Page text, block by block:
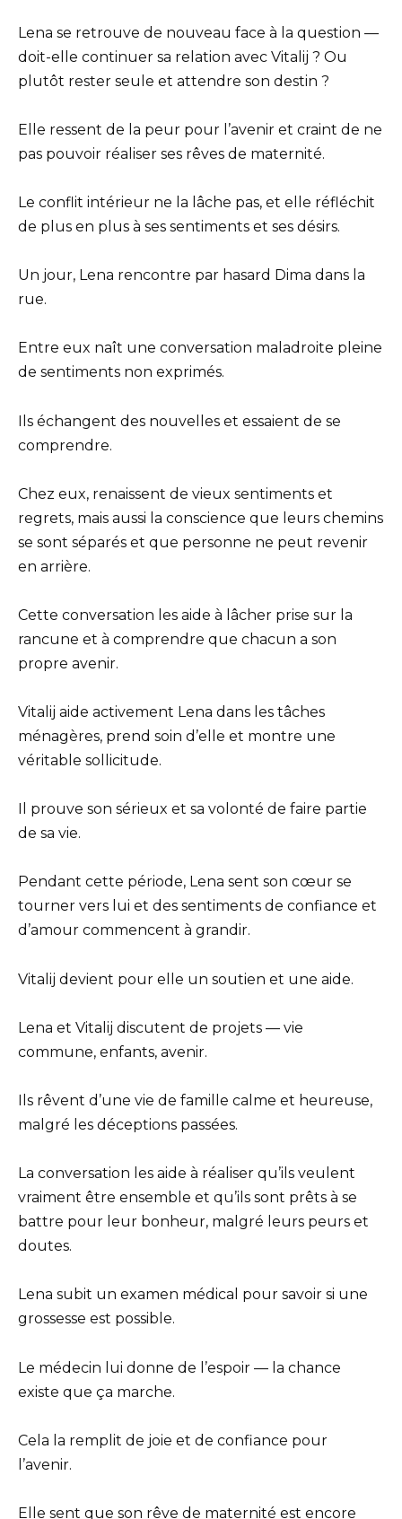
Lena se retrouve de nouveau face à la question —
doit-elle continuer sa relation avec Vitalij ? Ou
plutôt rester seule et attendre son destin ?
Elle ressent de la peur pour l’avenir et craint de ne
pas pouvoir réaliser ses rêves de maternité.
Le conflit intérieur ne la lâche pas, et elle réfléchit
de plus en plus à ses sentiments et ses désirs.
Un jour, Lena rencontre par hasard Dima dans la
rue.
Entre eux naît une conversation maladroite pleine
de sentiments non exprimés.
Ils échangent des nouvelles et essaient de se
comprendre.
Chez eux, renaissent de vieux sentiments et
regrets, mais aussi la conscience que leurs chemins
se sont séparés et que personne ne peut revenir
en arrière.
Cette conversation les aide à lâcher prise sur la
rancune et à comprendre que chacun a son
propre avenir.
Vitalij aide activement Lena dans les tâches
ménagères, prend soin d’elle et montre une
véritable sollicitude.
Il prouve son sérieux et sa volonté de faire partie
de sa vie.
Pendant cette période, Lena sent son cœur se
tourner vers lui et des sentiments de confiance et
d’amour commencent à grandir.
Vitalij devient pour elle un soutien et une aide.
Lena et Vitalij discutent de projets — vie
commune, enfants, avenir.
Ils rêvent d’une vie de famille calme et heureuse,
malgré les déceptions passées.
La conversation les aide à réaliser qu’ils veulent
vraiment être ensemble et qu’ils sont prêts à se
battre pour leur bonheur, malgré leurs peurs et
doutes.
Lena subit un examen médical pour savoir si une
grossesse est possible.
Le médecin lui donne de l’espoir — la chance
existe que ça marche.
Cela la remplit de joie et de confiance pour
l’avenir.
Elle sent que son rêve de maternité est encore